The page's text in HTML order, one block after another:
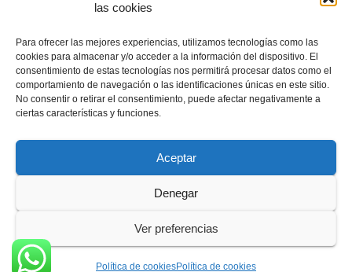
las cookies
Para ofrecer las mejores experiencias, utilizamos tecnologías como las
cookies para almacenar y/o acceder a la información del dispositivo. El
consentimiento de estas tecnologías nos permitirá procesar datos como el
comportamiento de navegación o las identificaciones únicas en este sitio.
No consentir o retirar el consentimiento, puede afectar negativamente a
ciertas características y funciones.
Aceptar
Denegar
Ver preferencias
Política de cookiesPolítica de cookies
E-mail
diaadia.redaccion@gmail.com